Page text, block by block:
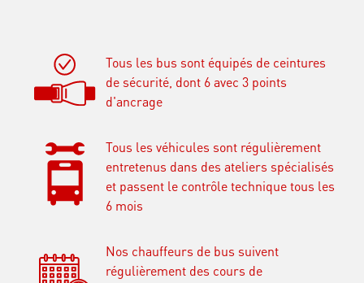
Tous les bus sont équipés de ceintures
de sécurité, dont 6 avec 3 points
d'ancrage
Tous les véhicules sont régulièrement
entretenus dans des ateliers spécialisés
et passent le contrôle technique tous les
6 mois
Nos chauffeurs de bus suivent
régulièrement des cours de